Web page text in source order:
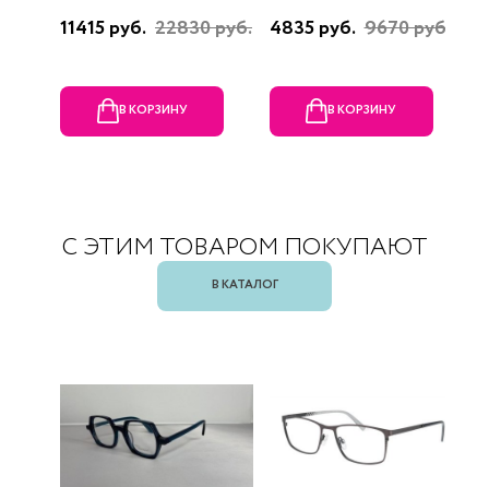
11415 руб. 22830 руб.
В КОРЗИНУ
4835 руб. 9670 руб.
В КОРЗИНУ
С ЭТИМ ТОВАРОМ ПОКУПАЮТ
В КАТАЛОГ